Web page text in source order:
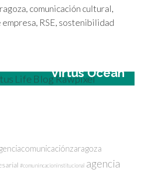
, comunicación cultural,
empresa, RSE, sostenibilidad
Virtus Ocean
#comunincacioninstitucional agencia